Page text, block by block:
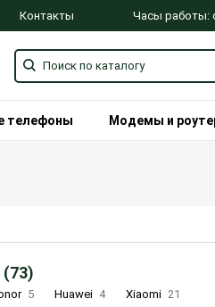
Контакты Часы работы:
телефоны Модемы и
5 Huawei 4 Xiaomi 21